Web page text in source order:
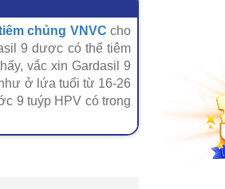
chủng VNVC cho
9 dược có thể tiêm
vắc xin Gardasil 9
ở lứa tuổi từ 16-26
9 tuýp HPV có trong